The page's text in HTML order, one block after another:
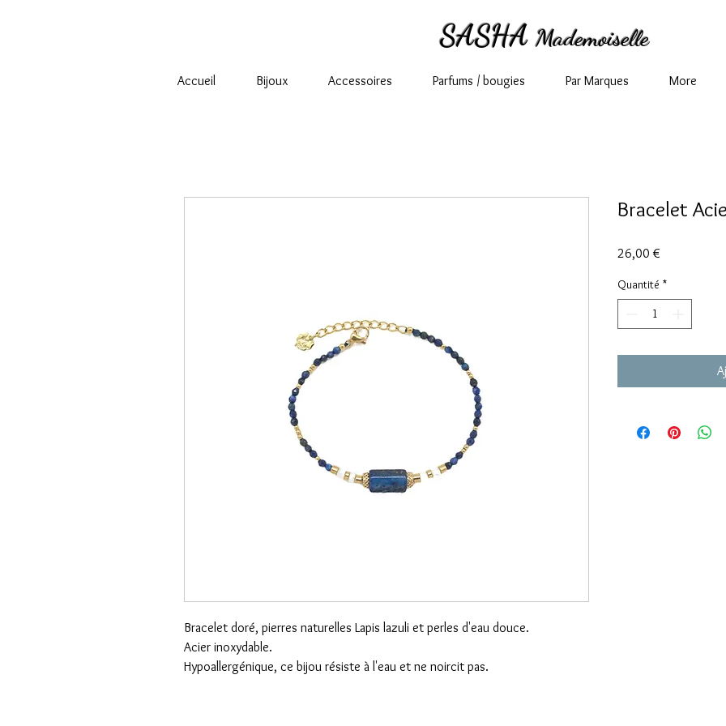
SASHA Mademoiselle
Accueil Bijoux Accessoires Parfums / bougies Par Marques More
Bracelet doré, pierres naturelles Lapis lazuli et perles d'eau douce.
Acier inoxydable.
Hypoallergénique, ce bijou résiste à l'eau et ne noircit pas.
Bracelet
26,00 €
Quantité *